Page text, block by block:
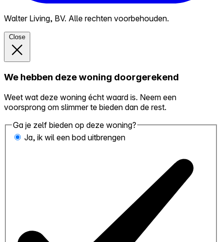
Walter Living, BV. Alle rechten voorbehouden.
Close
We hebben deze woning doorgerekend
Weet wat deze woning écht waard is. Neem een
voorsprong om slimmer te bieden dan de rest.
Ga je zelf bieden op deze woning?
Ja, ik wil een bod uitbrengen